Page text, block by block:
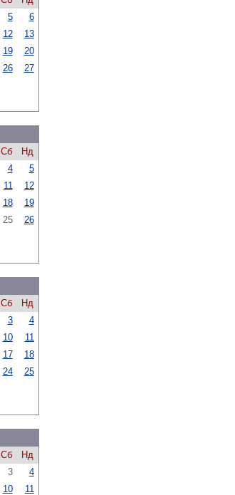
5
6
12
13
19
20
26
27
Сб
Нд
4
5
11
12
18
19
25
26
Сб
Нд
3
4
10
11
17
18
24
25
Сб
Нд
3
4
10
11